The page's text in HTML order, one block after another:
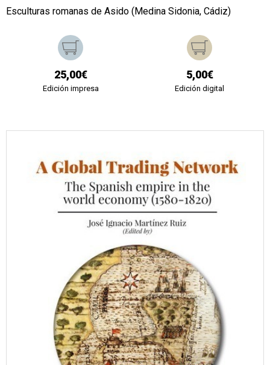
Esculturas romanas de Asido (Medina Sidonia, Cádiz)
25,00€
Edición impresa
5,00€
Edición digital